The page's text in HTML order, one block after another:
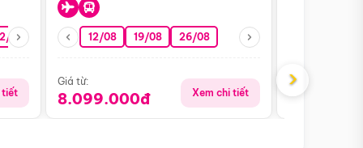
08 26/08 05/09 09/09 12/09
tiết
12/08 19/08 26/08
Giá từ:
8.099.000đ Xem chi tiết
Giá từ:
›